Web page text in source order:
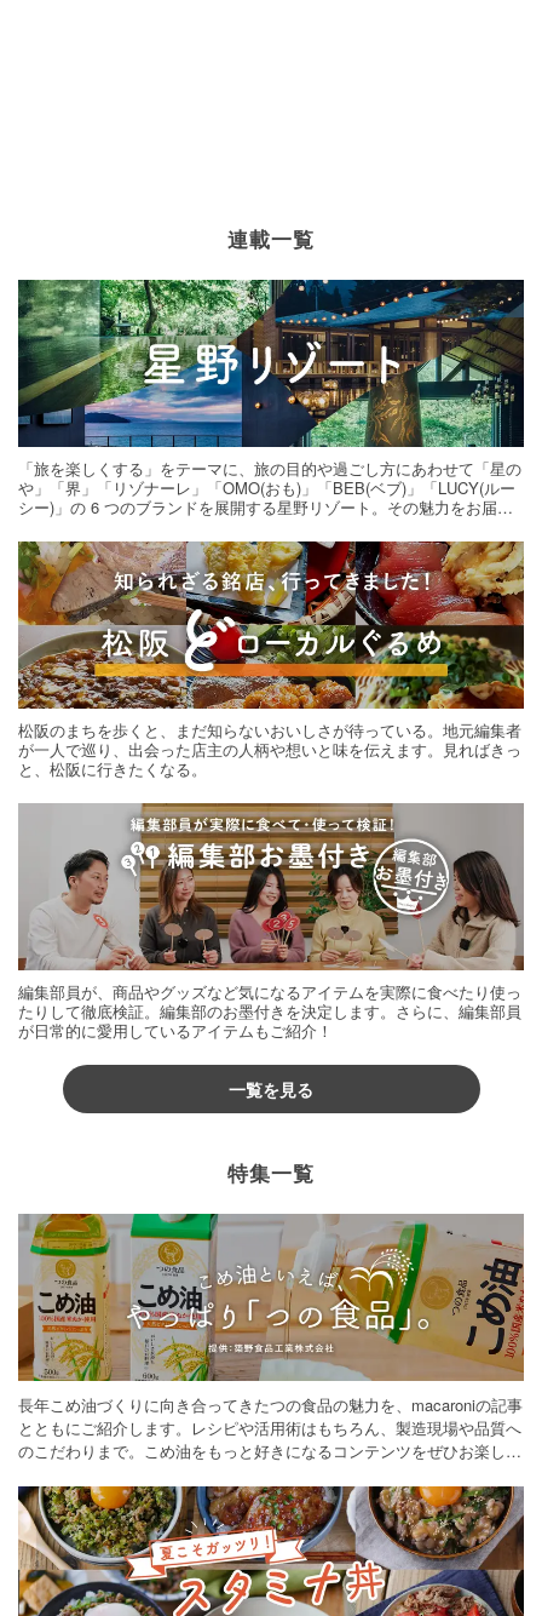
連載一覧
「旅を楽しくする」をテーマに、旅の目的や過ごし方にあわせて「星の
や」「界」「リゾナーレ」「OMO(おも)」「BEB(ベブ)」「LUCY(ルー
シー)」の 6 つのブランドを展開する星野リゾート。その魅力をお届け
松阪のまちを歩くと、まだ知らないおいしさが待っている。地元編集者
が一人で巡り、出会った店主の人柄や想いと味を伝えます。見ればきっ
と、松阪に行きたくなる。
編集部員が、商品やグッズなど気になるアイテムを実際に食べたり使っ
たりして徹底検証。編集部のお墨付きを決定します。さらに、編集部員
が日常的に愛用しているアイテムもご紹介！
一覧を見る
特集一覧
長年こめ油づくりに向き合ってきたつの食品の魅力を、macaroniの記事
とともにご紹介します。レシピや活用術はもちろん、製造現場や品質へ
のこだわりまで。こめ油をもっと好きになるコンテンツをぜひお楽しみ